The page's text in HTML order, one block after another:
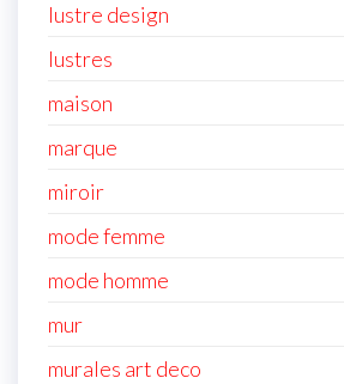
lustre design
lustres
maison
marque
miroir
mode femme
mode homme
mur
murales art deco